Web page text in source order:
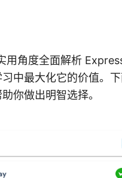
用角度全面解析
中最大化它的价值。
你做出明智选择。